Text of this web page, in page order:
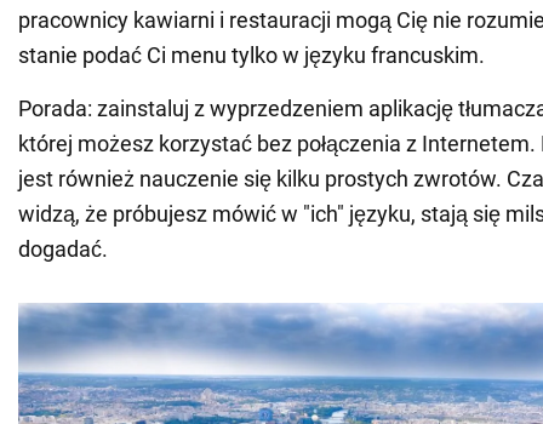
pracownicy kawiarni i restauracji mogą Cię nie
stanie podać Ci menu tylko w języku francuskim.
Porada: zainstaluj z wyprzedzeniem aplikację
której możesz korzystać bez połączenia z Internetem.
jest również nauczenie się kilku prostych zwrotów.
widzą, że próbujesz mówić w "ich" języku, stają się
dogadać.